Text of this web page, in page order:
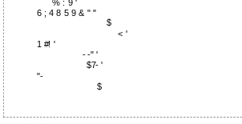
% : 9 '
6 ; 4 8 5 9 & " "
$
< '
1 #! '
- -" '
$7- '
"-
$